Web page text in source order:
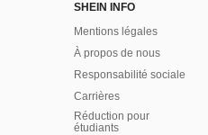
SHEIN INFO
Mentions légales
À propos de nous
Responsabilité sociale
Carrières
Réduction pour
étudiants